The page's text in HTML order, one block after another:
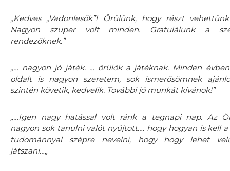
„Kedves „Vadonlesők”! Örülünk, hogy részt
Nagyon szuper volt minden. Gratulálunk a
rendezőknek.”
„… nagyon jó játék. … örülök a játéknak. Minden
oldalt is nagyon szeretem, sok ismerősömnek
szintén követik, kedvelik. További jó munkát kívánok!”
„…Igen nagy hatással volt ránk a tegnapi nap. Az
nagyon sok tanulni valót nyújtott…. hogy hogyan is kell
tudománnyal szépre nevelni, hogy hogy lehet
játszani…„